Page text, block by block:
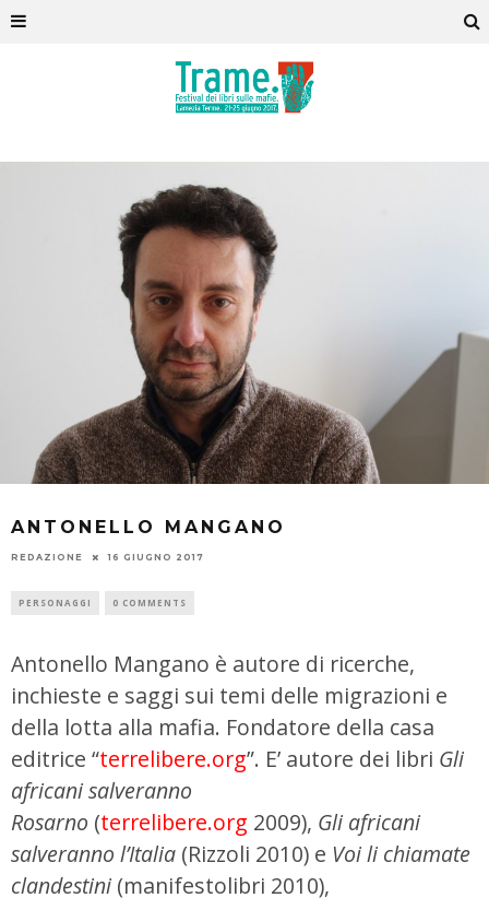
ANTONELLO MANGANO
REDAZIONE 16 GIUGNO 2017
PERSONAGGI 0 COMMENTS
Antonello Mangano è autore di ricerche,
inchieste e saggi sui temi delle migrazioni e
della lotta alla mafia. Fondatore della casa
editrice “terrelibere.org”. E’ autore dei libri Gli
africani salveranno
Rosarno (terrelibere.org 2009), Gli africani
salveranno l’Italia (Rizzoli 2010) e Voi li chiamate
clandestini (manifestolibri 2010),